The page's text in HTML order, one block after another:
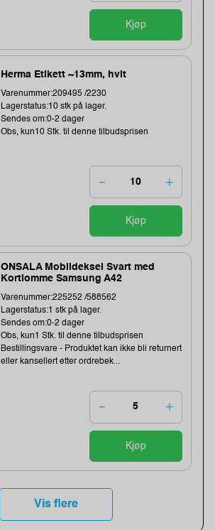
Kjøp
Herma Etikett ~13mm, hvit
Varenummer:209495 /2230
Lagerstatus:10 stk på lager.
Sendes om:0-2 dager
Obs, kun10 Stk. til denne tilbudsprisen
Kjøp
ONSALA Mobildeksel Svart med
Kortlomme Samsung A42
Varenummer:225252 /588562
Lagerstatus:1 stk på lager.
Sendes om:0-2 dager
Obs, kun1 Stk. til denne tilbudsprisen
Bestillingsvare - Produktet kan ikke bli returnert
eller kansellert etter ordrebek...
Kjøp
Vis flere